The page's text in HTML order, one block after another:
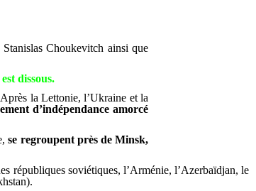
Choukevitch ainsi que
dissous.
la Lettonie, l’Ukraine et la
d’indépendance amorcé
se regroupent près de Minsk,
républiques soviétiques, l’Arménie, l’Azerbaïdjan, le